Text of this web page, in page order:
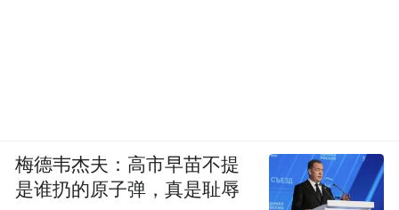
梅德韦杰夫：高市早苗不提
是谁扔的原子弹，真是耻辱